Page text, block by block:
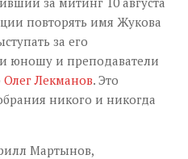
повторять имя Жукова
за его
юношу и преподаватели
Олег Лекманов. Это
никого и никогда
Мартынов,